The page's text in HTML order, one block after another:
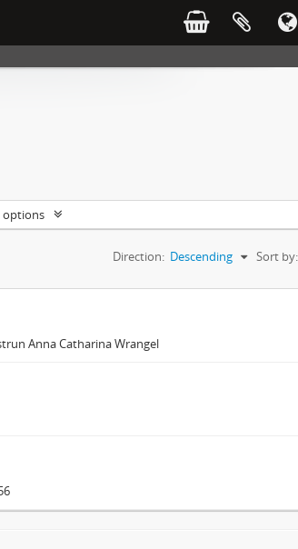
options
Sort by:
Direction: Descending
Anna Catharina Wrangel